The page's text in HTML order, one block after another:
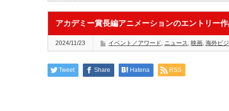
アカデミー賞長編アニメーションのエントリー
2024/11/23 イベント／アワード, ニュース, 映画, 海外ビ
Tweet Share Hatena RSS